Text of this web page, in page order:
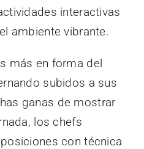
interactivas
ambiente vibrante.
más en forma del
subidos a sus
ganas de mostrar
los chefs
con técnica